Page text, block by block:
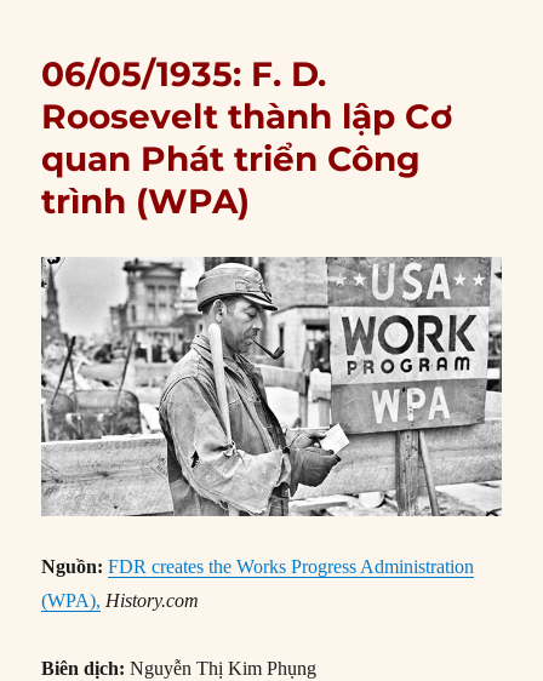
06/05/1935: F. D.
Roosevelt thành lập Cơ
quan Phát triển Công
trình (WPA)
Nguồn: FDR creates the Works Progress Administration
(WPA), History.com
Biên dịch: Nguyễn Thị Kim Phụng